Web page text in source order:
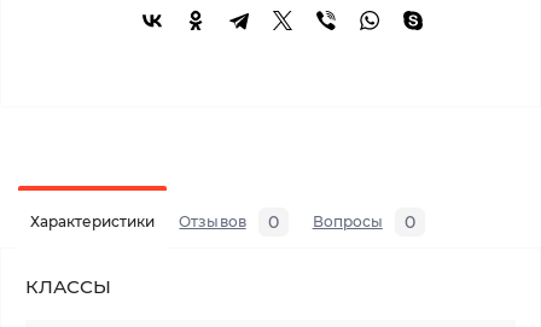
Характеристики Отзывов 0 Вопросы 0
КЛАССЫ